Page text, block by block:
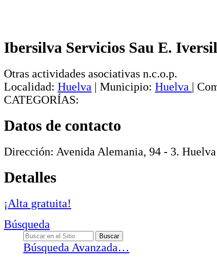
Ibersilva Servicios Sau E.
Otras actividades asociativas n.c.o.p.
Localidad: Huelva | Municipio: Huelva |
CATEGORÍAS:
Datos de contacto
Dirección: Avenida Alemania, 94 - 3. Huelva
Detalles
¡Alta gratuita!
Búsqueda
Búsqueda Avanzada…